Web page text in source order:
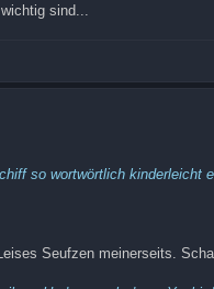
sind...
so wortwörtlich kinderleicht
Seufzen meinerseits.